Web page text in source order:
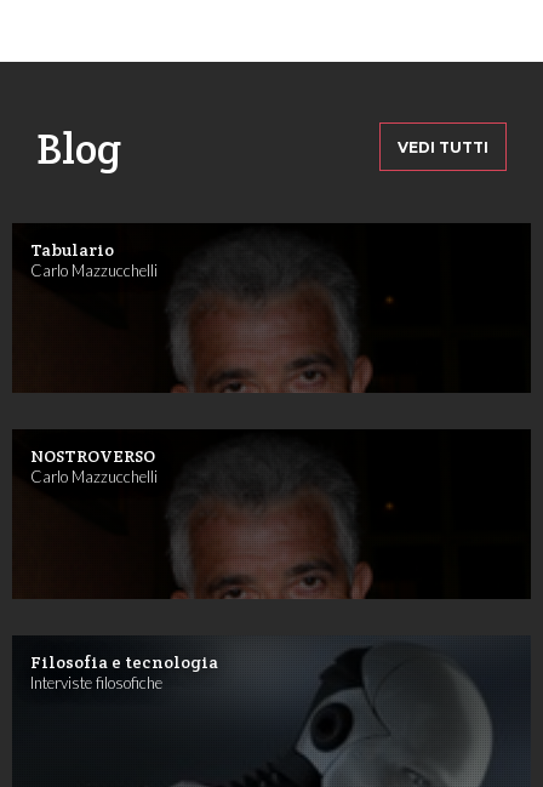
Blog VEDI TUTTI
Tabulario
Carlo Mazzucchelli
NOSTROVERSO
Carlo Mazzucchelli
Filosofia e tecnologia
Interviste filosofiche